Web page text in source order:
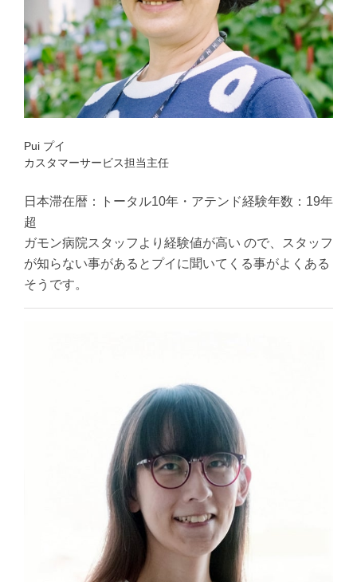
Pui プイ
カスタマーサービス担当主任
日本滞在暦：トータル10年・アテンド経験年数：19年
超
ガモン病院スタッフより経験値が高い ので、スタッフ
が知らない事があるとプイに聞いてくる事がよくある
そうです。